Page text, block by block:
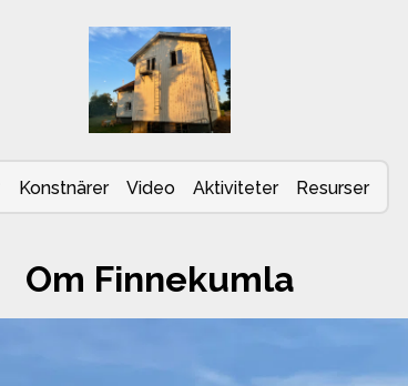
Konstnärer Video Aktiviteter Resurser
Om Finnekumla